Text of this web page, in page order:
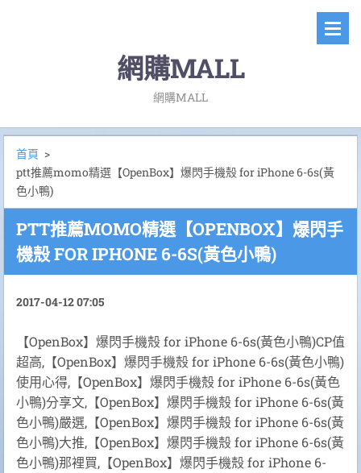
網購MALL
網購MALL
首頁 >
ptt推薦momo精選【OpenBox】爆閃手機殼 for iPhone 6-6s(黃
色小鴨)
PTT推薦MOMO精選【OPENBOX】爆閃手
機殼 FOR IPHONE 6-6S(黃色小鴨)
2017-04-12 07:05
【OpenBox】爆閃手機殼 for iPhone 6-6s(黃色小鴨)CP值
超高,【OpenBox】爆閃手機殼 for iPhone 6-6s(黃色小鴨)
使用心得,【OpenBox】爆閃手機殼 for iPhone 6-6s(黃色
小鴨)分享文,【OpenBox】爆閃手機殼 for iPhone 6-6s(黃
色小鴨)嚴選,【OpenBox】爆閃手機殼 for iPhone 6-6s(黃
色小鴨)大推,【OpenBox】爆閃手機殼 for iPhone 6-6s(黃
色小鴨)那裡買,【OpenBox】爆閃手機殼 for iPhone 6-